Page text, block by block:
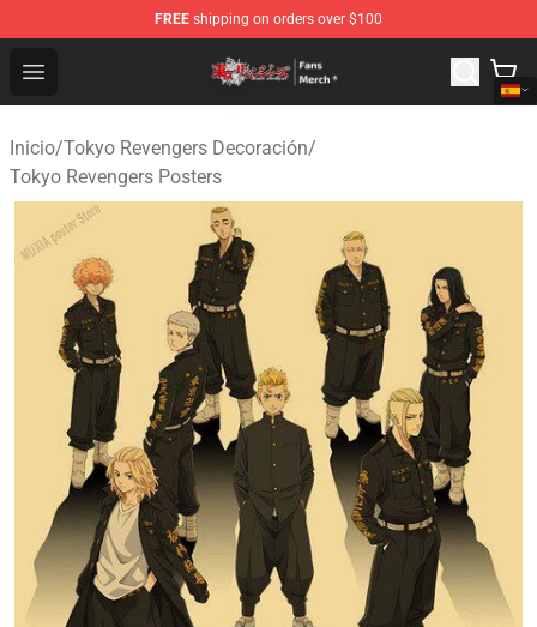
FREE shipping on orders over $100
Open menu
Tokyo Revengers Store - Official Tokyo Revengers
Inicio/Tokyo Revengers Decoración/
Tokyo Revengers Posters